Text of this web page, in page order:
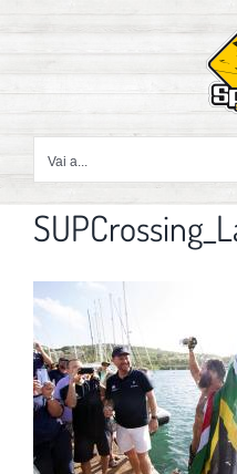
contenuto
Vai a...